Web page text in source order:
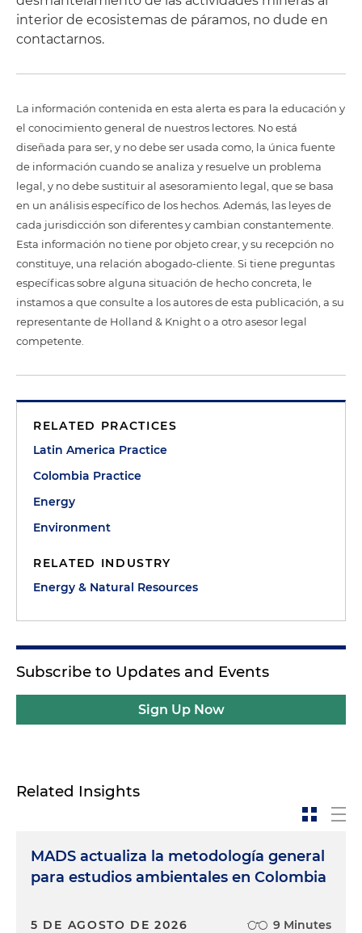
interior de ecosistemas de páramos, no dude en
contactarnos.
La información contenida en esta alerta es para la educación y
el conocimiento general de nuestros lectores. No está
diseñada para ser, y no debe ser usada como, la única fuente
de información cuando se analiza y resuelve un problema
legal, y no debe sustituir al asesoramiento legal, que se basa
en un análisis específico de los hechos. Además, las leyes de
cada jurisdicción son diferentes y cambian constantemente.
Esta información no tiene por objeto crear, y su recepción no
constituye, una relación abogado-cliente. Si tiene preguntas
específicas sobre alguna situación de hecho concreta, le
instamos a que consulte a los autores de esta publicación, a su
representante de Holland & Knight o a otro asesor legal
competente.
RELATED PRACTICES
Latin America Practice
Colombia Practice
Energy
Environment
RELATED INDUSTRY
Energy & Natural Resources
Subscribe to Updates and Events
Sign Up Now
Related Insights
MADS actualiza la metodología general
para estudios ambientales en Colombia
5 DE AGOSTO DE 2026 9 Minutes